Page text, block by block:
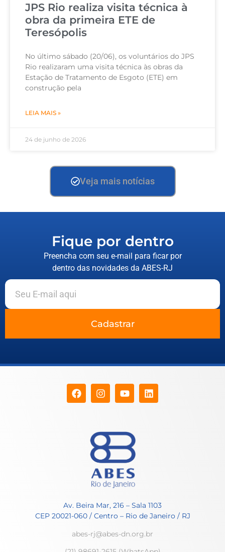
JPS Rio realiza visita técnica à
obra da primeira ETE de
Teresópolis
No último sábado (20/06), os voluntários do JPS
Rio realizaram uma visita técnica às obras da
Estação de Tratamento de Esgoto (ETE) em
construção pela
LEIA MAIS »
24 de junho de 2026
Veja mais notícias
Fique por dentro
Preencha com seu e-mail para ficar por
dentro das novidades da ABES-RJ
Cadastrar
Av. Beira Mar, 216 – Sala 1103
CEP 20021-060 / Centro – Rio de Janeiro / RJ
abes-rj@abes-dn.org.br